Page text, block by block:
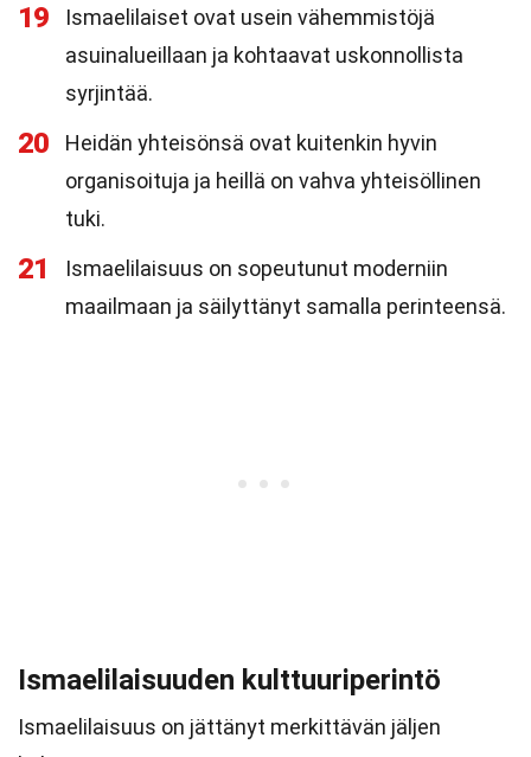
19
Ismaelilaiset ovat usein vähemmistöjä
asuinalueillaan ja kohtaavat uskonnollista
syrjintää.
20
Heidän yhteisönsä ovat kuitenkin hyvin
organisoituja ja heillä on vahva yhteisöllinen
tuki.
21
Ismaelilaisuus on sopeutunut moderniin
maailmaan ja säilyttänyt samalla perinteensä.
Ismaelilaisuuden kulttuuriperintö
Ismaelilaisuus on jättänyt merkittävän jäljen